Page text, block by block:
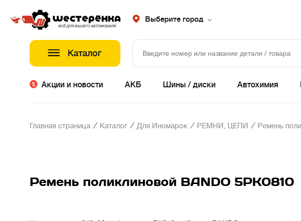
Выберите город
Каталог
Акции и новости АКБ Шины / диски Автохимия
Главная страница / Каталог / Для Иномарок / РЕМНИ, ЦЕПИ / Ремень
Ремень поликлиновой BANDO 5PK0810